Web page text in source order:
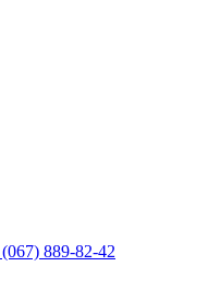
889-82-42